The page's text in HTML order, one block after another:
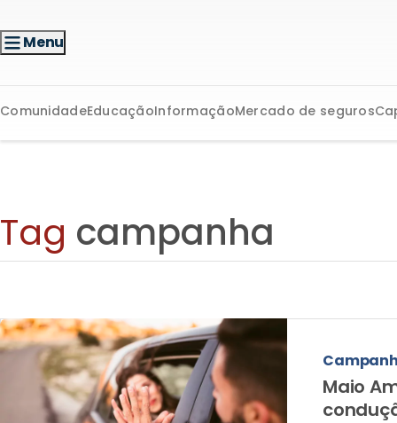
Menu
ComunidadeEducaçãoInformaçãoMercado de seguros
Tag campanha
Maio